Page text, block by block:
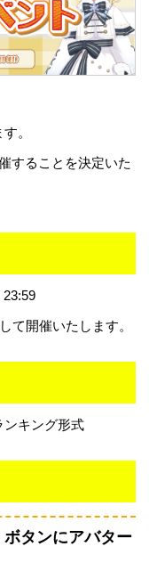
。
することを決定いた
23:59
て開催いたします。
ンキング形式
タンにアバター